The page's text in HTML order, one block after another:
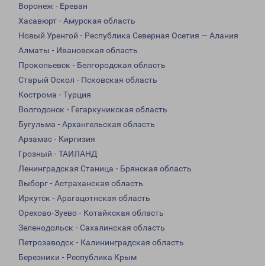
Воронеж - Ереван
Хасавюрт - Амурская область
Новый Уренгой - Республика Северная Осетия — Алания
Алматы - Ивановская область
Прокопьевск - Белгородская область
Старый Оскол - Псковская область
Кострома - Турция
Волгодонск - Гегаркуникская область
Бугульма - Архангельская область
Арзамас - Киргизия
Грозный - ТАИЛАНД
Ленинградская Станица - Брянская область
Выборг - Астраханская область
Иркутск - Арагацотнская область
Орехово-Зуево - Котайкская область
Зеленодольск - Сахалинская область
Петрозаводск - Калининградская область
Березники - Республика Крым